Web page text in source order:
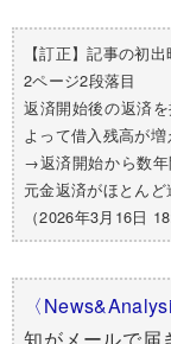
【訂正】記事の初
2ページ2段落目
返済開始後の返済
よって借入残高が増
→返済開始から数
元金返済がほとん
（2026年3月16日
〈